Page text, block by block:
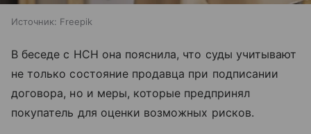
Источник: Freepik
В беседе с НСН она пояснила, что суды учитывают
не только состояние продавца при подписании
договора, но и меры, которые предпринял
покупатель для оценки возможных рисков.